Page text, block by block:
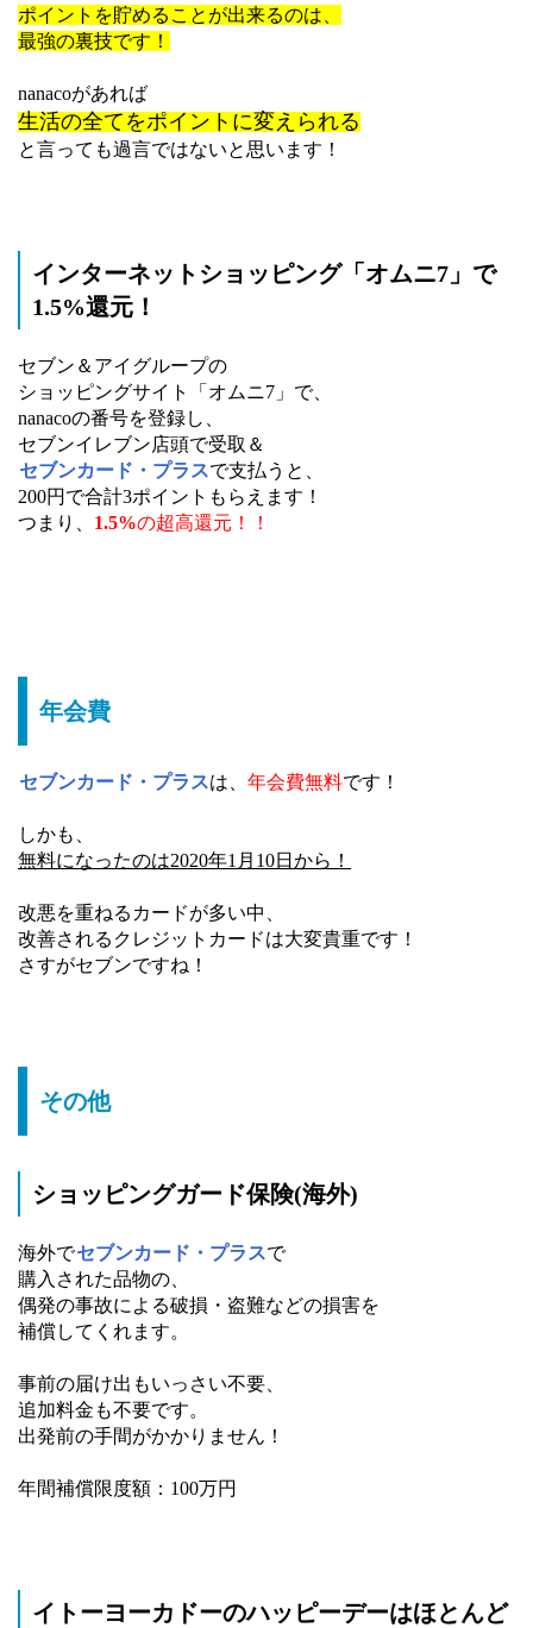
ポイントを貯めることが出来るのは、
最強の裏技です！
nanacoがあれば
生活の全てをポイントに変えられる
と言っても過言ではないと思います！
インターネットショッピング「オムニ7」で
1.5%還元！
セブン＆アイグループの
ショッピングサイト「オムニ7」で、
nanacoの番号を登録し、
セブンイレブン店頭で受取＆
セブンカード・プラスで支払うと、
200円で合計3ポイントもらえます！
つまり、 1.5%の超高還元！！
年会費
セブンカード・プラスは、 年会費無料です！
しかも、
無料になったのは2020年1月10日から！
改悪を重ねるカードが多い中、
改善されるクレジットカードは大変貴重です！
さすがセブンですね！
その他
ショッピングガード保険(海外)
海外でセブンカード・プラスで
購入された品物の、
偶発の事故による破損・盗難などの損害を
補償してくれます。
事前の届け出もいっさい不要、
追加料金も不要です。
出発前の手間がかかりません！
年間補償限度額：100万円
イトーヨーカドーのハッピーデーはほとんど